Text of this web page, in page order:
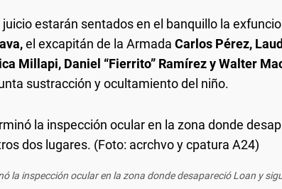
juicio estarán sentados en el banquillo la
el excapitán de la Armada Carlos Pérez,
Millapi, Daniel “Fierrito” Ramírez y Walter
sustracción y ocultamiento del niño.
la inspección ocular en la zona donde desapareció Loan y